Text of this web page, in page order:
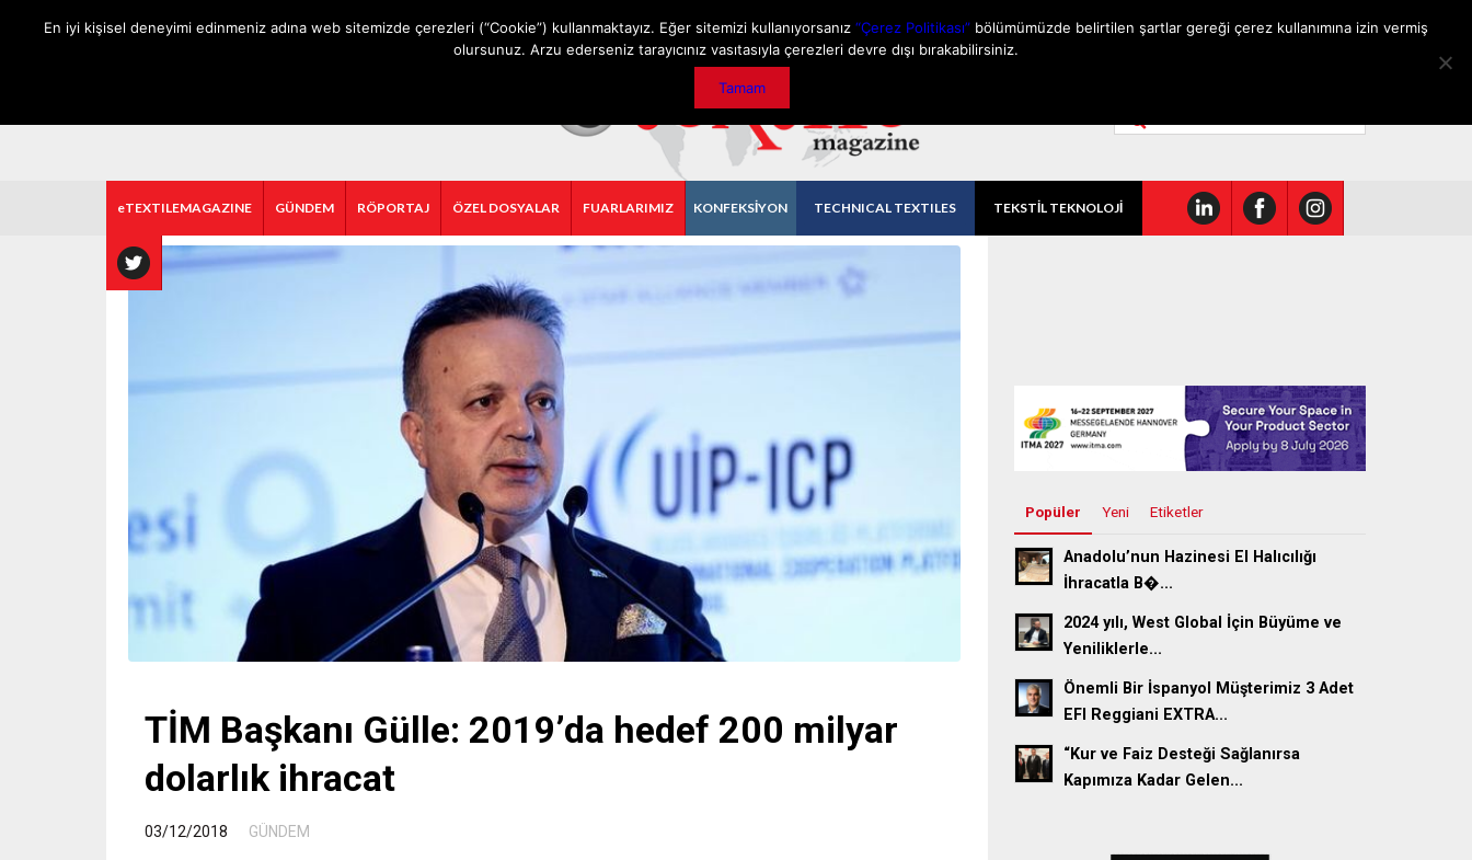
eTEXTILEMAGAZINE GÜNDEM RÖPORTAJ ÖZEL DOSYALAR FUARLARIMIZ KONFEKSİYON TECHNICAL TEXTILES TEKSTİL TEKNOLOJİ
TİM Başkanı Gülle: 2019’da hedef 200 milyar
dolarlık ihracat
03/12/2018 GÜNDEM
Popüler Yeni Etiketler
Anadolu’nun Hazinesi El Halıcılığı
İhracatla B�...
2024 yılı, West Global İçin Büyüme ve
Yeniliklerle...
Önemli Bir İspanyol Müşterimiz 3 Adet
EFI Reggiani EXTRA...
“Kur ve Faiz Desteği Sağlanırsa
Kapımıza Kadar Gelen...
En iyi kişisel deneyimi edinmeniz adına web sitemizde çerezleri (“Cookie”) kullanmaktayız. Eğer sitemizi kullanıyorsanız “Çerez Politikası” bölümümüzde belirtilen şartlar gereği çerez kullanımına izin vermiş
olursunuz. Arzu ederseniz tarayıcınız vasıtasıyla çerezleri devre dışı bırakabilirsiniz.
Tamam